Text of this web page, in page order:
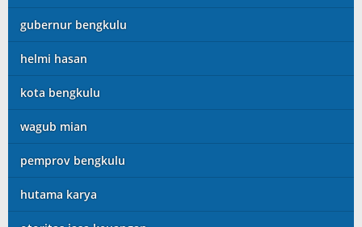
gubernur bengkulu
helmi hasan
kota bengkulu
wagub mian
pemprov bengkulu
hutama karya